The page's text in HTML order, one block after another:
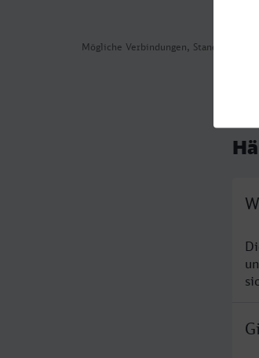
Mögliche Verbindungen, Stand: 2026-